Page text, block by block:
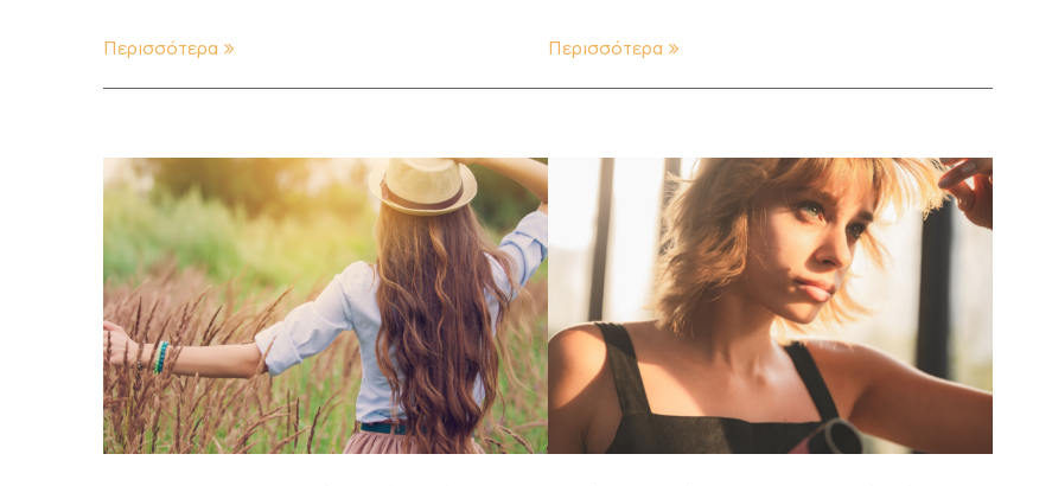
Περισσότερα Περισσότερα